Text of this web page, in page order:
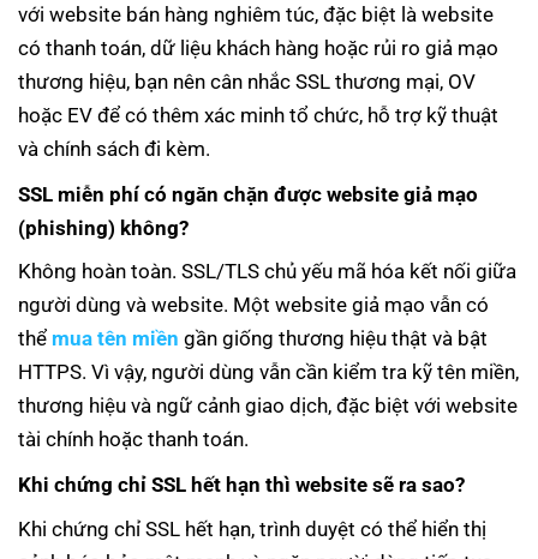
với website bán hàng nghiêm túc, đặc biệt là website
có thanh toán, dữ liệu khách hàng hoặc rủi ro giả mạo
thương hiệu, bạn nên cân nhắc SSL thương mại, OV
hoặc EV để có thêm xác minh tổ chức, hỗ trợ kỹ thuật
và chính sách đi kèm.
SSL miễn phí có ngăn chặn được website giả mạo
(phishing) không?
Không hoàn toàn. SSL/TLS chủ yếu mã hóa kết nối giữa
người dùng và website. Một website giả mạo vẫn có
thể mua tên miền gần giống thương hiệu thật và bật
HTTPS. Vì vậy, người dùng vẫn cần kiểm tra kỹ tên miền,
thương hiệu và ngữ cảnh giao dịch, đặc biệt với website
tài chính hoặc thanh toán.
Khi chứng chỉ SSL hết hạn thì website sẽ ra sao?
Khi chứng chỉ SSL hết hạn, trình duyệt có thể hiển thị